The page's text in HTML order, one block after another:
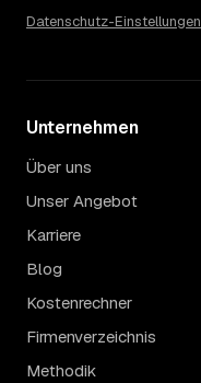
Datenschutz-Einstellungen
Unternehmen
Über uns
Unser Angebot
Karriere
Blog
Kostenrechner
Firmenverzeichnis
Methodik